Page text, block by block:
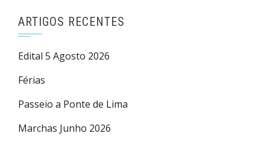
ARTIGOS RECENTES
Edital 5 Agosto 2026
Férias
Passeio a Ponte de Lima
Marchas Junho 2026